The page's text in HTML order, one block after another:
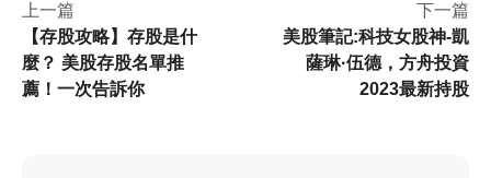
上一篇
【存股攻略】存股是什
麼？ 美股存股名單推
薦！一次告訴你
下一篇
美股筆記:科技女股神-凱
薩琳·伍德，方舟投資
2023最新持股